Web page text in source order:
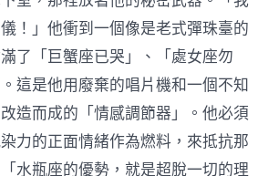
！」他衝到一個像是老式彈珠臺的
了「巨蟹座已哭」、「處女座勿
這是他用廢棄的唱片機和一個不知
造而成的「情感調節器」。他必須
力的正面情緒作為燃料，來抵抗那
水瓶座的優勢，就是超脫一切的理